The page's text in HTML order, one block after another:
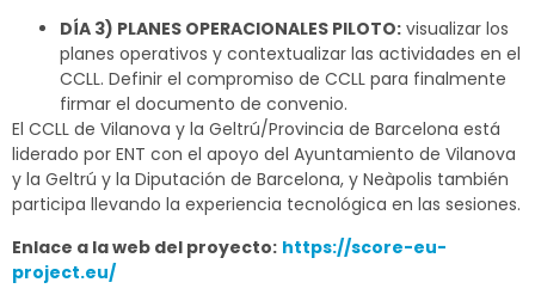
DÍA 3) PLANES OPERACIONALES PILOTO: visualizar los
planes operativos y contextualizar las actividades en el
CCLL. Definir el compromiso de CCLL para finalmente
firmar el documento de convenio.
El CCLL de Vilanova y la Geltrú/Provincia de Barcelona está
liderado por ENT con el apoyo del Ayuntamiento de Vilanova
y la Geltrú y la Diputación de Barcelona, y Neàpolis también
participa llevando la experiencia tecnológica en las sesiones.
Enlace a la web del proyecto: https://score-eu-
project.eu/